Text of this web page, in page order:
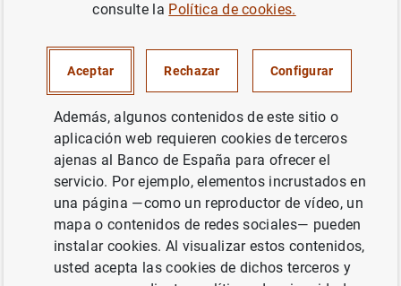
SISTEMA MONETARIO Y FINANCIERO
Nota de prensa (26KB)
Regulation of the European Central Bank of
16 April 2014 establishing the framework
for cooperation within the Single
consulte la Política de cookies.
Aceptar Rechazar Configurar
Además, algunos contenidos de este sitio o
aplicación web requieren cookies de terceros
ajenas al Banco de España para ofrecer el
servicio. Por ejemplo, elementos incrustados en
una página —como un reproductor de vídeo, un
mapa o contenidos de redes sociales— pueden
instalar cookies. Al visualizar estos contenidos,
usted acepta las cookies de dichos terceros y